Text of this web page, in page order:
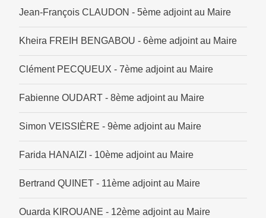
Jean-François CLAUDON - 5ème adjoint au Maire
Kheira FREIH BENGABOU - 6ème adjoint au Maire
Clément PECQUEUX - 7ème adjoint au Maire
Fabienne OUDART - 8ème adjoint au Maire
Simon VEISSIÈRE - 9ème adjoint au Maire
Farida HANAIZI - 10ème adjoint au Maire
Bertrand QUINET - 11ème adjoint au Maire
Ouarda KIROUANE - 12ème adjoint au Maire